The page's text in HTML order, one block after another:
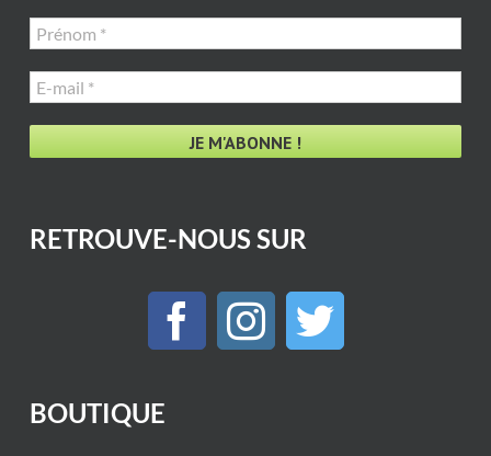
Prénom
*
E-
mail
*
RETROUVE-NOUS SUR
BOUTIQUE